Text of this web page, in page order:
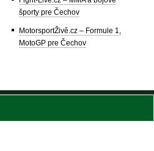
športy pre Čechov
MotorsportŽivě.cz – Formule 1,
MotoGP pre Čechov